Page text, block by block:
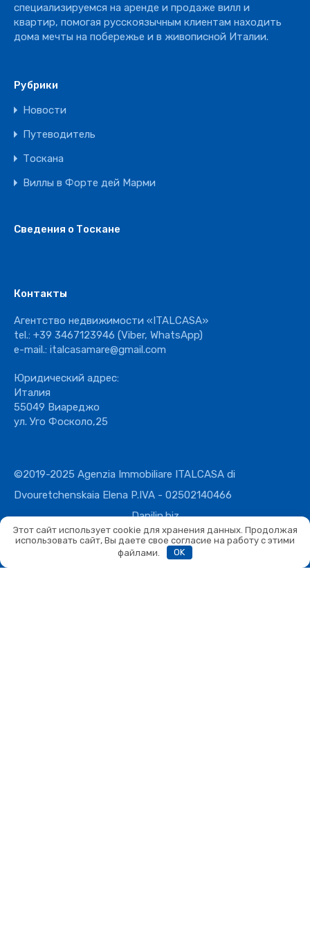
специализируемся на аренде и продаже вилл и
квартир, помогая русскоязычным клиентам находить
дома мечты на побережье и в живописной Италии.
Рубрики
Новости
Путеводитель
Тоскана
Виллы в Форте дей Марми
Сведения о Тоскане
Контакты
Агентство недвижимости «ITALCASA»
tel.: +39 3467123946 (Viber, WhatsApp)
e-mail.: italcasamare@gmail.com
Юридический адрес:
Италия
55049 Виареджо
ул. Уго Фосколо,25
©2019-2025 Agenzia Immobiliare ITALCASA di
Dvouretchenskaia Elena P.IVA - 02502140466
Danilin.biz
Этот сайт использует cookie для хранения данных. Продолжая
использовать сайт, Вы даете свое согласие на работу с этими
файлами.
OK